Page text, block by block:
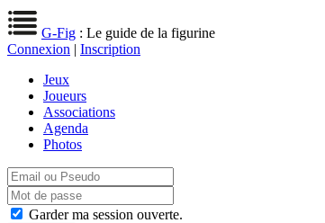
G-Fig : Le guide de la figurine
Connexion | Inscription
Jeux
Joueurs
Associations
Agenda
Photos
Garder ma session ouverte.